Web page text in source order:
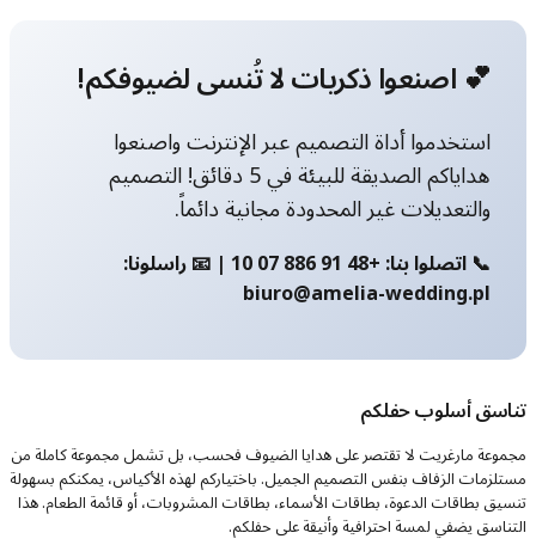
💕 اصنعوا ذكريات لا تُنسى لضيوفكم!
استخدموا أداة التصميم عبر الإنترنت واصنعوا
هداياكم الصديقة للبيئة في 5 دقائق! التصميم
والتعديلات غير المحدودة مجانية دائماً.
📞 اتصلوا بنا: +48 91 886 07 10 | 📧 راسلونا:
biuro@amelia-wedding.pl
تناسق أسلوب حفلكم
مجموعة مارغريت لا تقتصر على هدايا الضيوف فحسب، بل تشمل مجموعة كاملة من
مستلزمات الزفاف بنفس التصميم الجميل. باختياركم لهذه الأكياس، يمكنكم بسهولة
تنسيق بطاقات الدعوة، بطاقات الأسماء، بطاقات المشروبات، أو قائمة الطعام. هذا
التناسق يضفي لمسة احترافية وأنيقة على حفلكم.